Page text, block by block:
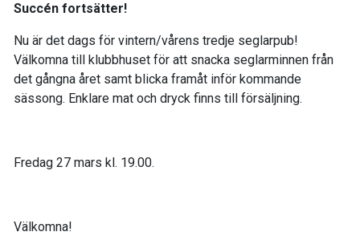
Succén fortsätter!
Nu är det dags för vintern/vårens tredje seglarpub!
Välkomna till klubbhuset för att snacka seglarminnen från
det gångna året samt blicka framåt inför kommande
sässong. Enklare mat och dryck finns till försäljning.
Fredag 27 mars kl. 19.00.
Välkomna!